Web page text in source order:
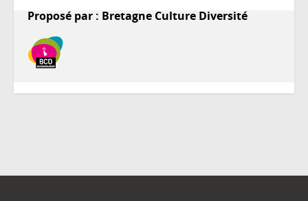
Proposé par : Bretagne Culture Diversité